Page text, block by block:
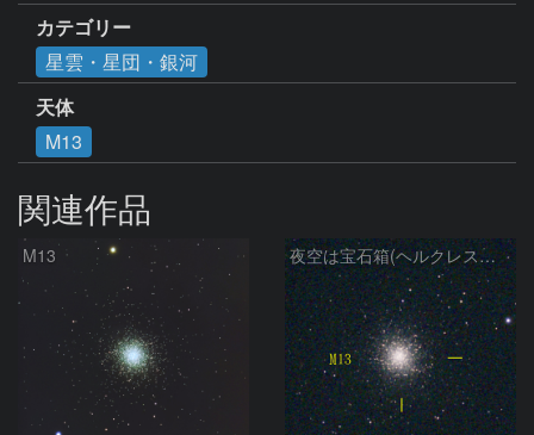
カテゴリー
星雲・星団・銀河
天体
M13
関連作品
M13 夜空は宝石箱(ヘルクレス座 M13) Seestar50